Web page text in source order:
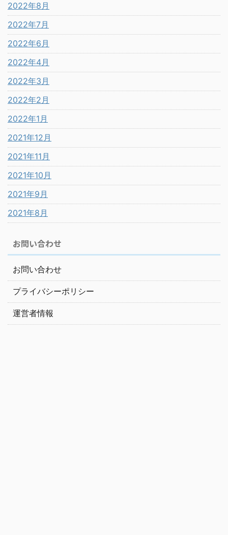
2022年8月
2022年7月
2022年6月
2022年4月
2022年3月
2022年2月
2022年1月
2021年12月
2021年11月
2021年10月
2021年9月
2021年8月
お問い合わせ
お問い合わせ
プライバシーポリシー
運営者情報